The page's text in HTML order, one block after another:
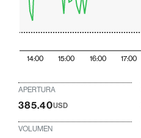
14:00 15:00 16:00 17:00
APERTURA
385.40USD
VOLUMEN